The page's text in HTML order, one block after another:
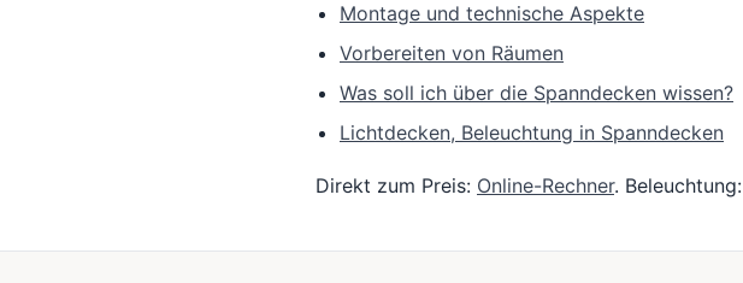
Montage und technische Aspekte
Vorbereiten von Räumen
Was soll ich über die Spanndecken wissen?
Lichtdecken, Beleuchtung in Spanndecken
Direkt zum Preis: Online-Rechner. Beleuchtung: